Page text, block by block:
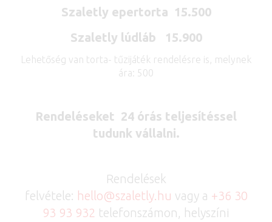
Szaletly epertorta 15.500
Szaletly lúdláb 15.900
Lehetőség van torta- tűzijáték rendelésre is, melynek
ára: 500
Rendeléseket 24 órás teljesítéssel
tudunk vállalni.
Rendelések
felvétele: hello@szaletly.hu vagy a +36 30
93 93 932 telefonszámon, helyszíni